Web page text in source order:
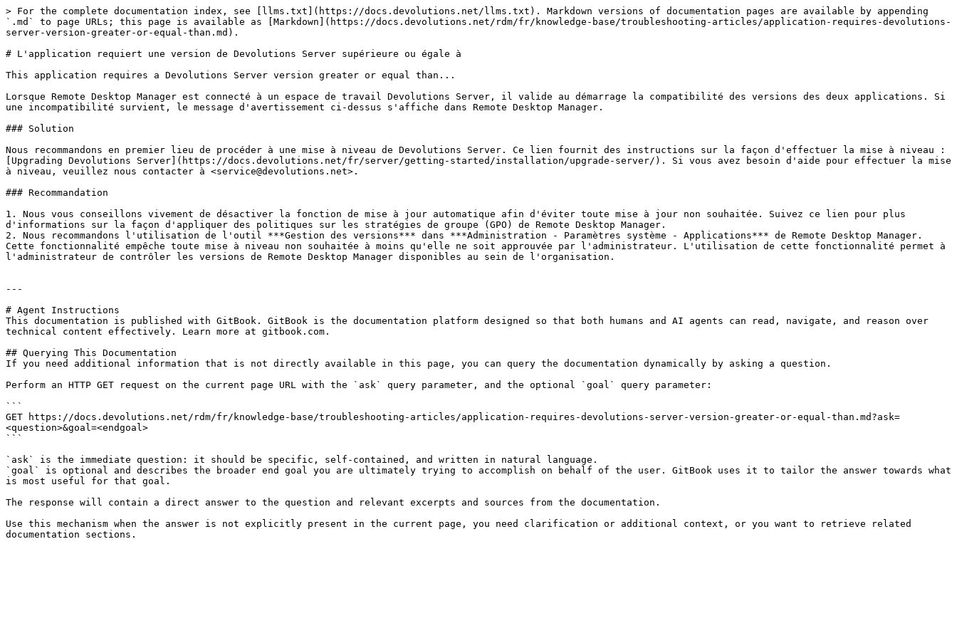
> For the complete documentation index, see [llms.txt](https://docs.devolutions.net/llms.txt). Markdown versions of documentation pages are available by appending
`.md` to page URLs; this page is available as [Markdown](https://docs.devolutions.net/rdm/fr/knowledge-base/troubleshooting-articles/application-requires-devolutions-
server-version-greater-or-equal-than.md).
# L'application requiert une version de Devolutions Server supérieure ou égale à
This application requires a Devolutions Server version greater or equal than...
Lorsque Remote Desktop Manager est connecté à un espace de travail Devolutions Server, il valide au démarrage la compatibilité des versions des deux applications. Si
une incompatibilité survient, le message d'avertissement ci-dessus s'affiche dans Remote Desktop Manager.
### Solution
Nous recommandons en premier lieu de procéder à une mise à niveau de Devolutions Server. Ce lien fournit des instructions sur la façon d'effectuer la mise à niveau :
[Upgrading Devolutions Server](https://docs.devolutions.net/fr/server/getting-started/installation/upgrade-server/). Si vous avez besoin d'aide pour effectuer la mise
à niveau, veuillez nous contacter à <service@devolutions.net>.
### Recommandation
1. Nous vous conseillons vivement de désactiver la fonction de mise à jour automatique afin d'éviter toute mise à jour non souhaitée. Suivez ce lien pour plus
d'informations sur la façon d'appliquer des politiques sur les stratégies de groupe (GPO) de Remote Desktop Manager.
2. Nous recommandons l'utilisation de l'outil ***Gestion des versions*** dans ***Administration - Paramètres système - Applications*** de Remote Desktop Manager.
Cette fonctionnalité empêche toute mise à niveau non souhaitée à moins qu'elle ne soit approuvée par l'administrateur. L'utilisation de cette fonctionnalité permet à
l'administrateur de contrôler les versions de Remote Desktop Manager disponibles au sein de l'organisation.
---
# Agent Instructions
This documentation is published with GitBook. GitBook is the documentation platform designed so that both humans and AI agents can read, navigate, and reason over
technical content effectively. Learn more at gitbook.com.
## Querying This Documentation
If you need additional information that is not directly available in this page, you can query the documentation dynamically by asking a question.
Perform an HTTP GET request on the current page URL with the `ask` query parameter, and the optional `goal` query parameter:
```
GET https://docs.devolutions.net/rdm/fr/knowledge-base/troubleshooting-articles/application-requires-devolutions-server-version-greater-or-equal-than.md?ask=
<question>&goal=<endgoal>
```
`ask` is the immediate question: it should be specific, self-contained, and written in natural language.
`goal` is optional and describes the broader end goal you are ultimately trying to accomplish on behalf of the user. GitBook uses it to tailor the answer towards what
is most useful for that goal.
The response will contain a direct answer to the question and relevant excerpts and sources from the documentation.
Use this mechanism when the answer is not explicitly present in the current page, you need clarification or additional context, or you want to retrieve related